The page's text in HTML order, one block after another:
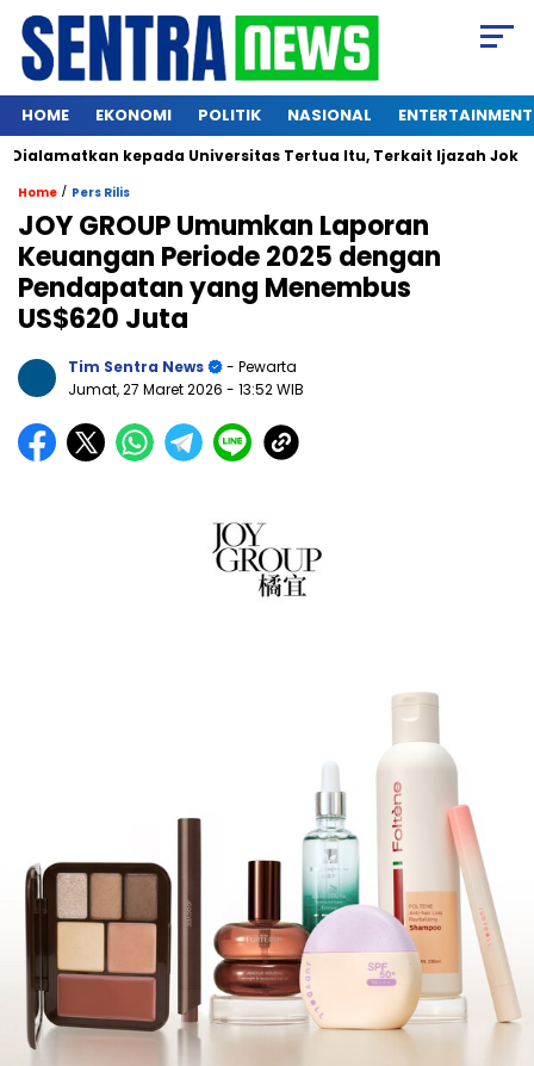
HOME EKONOMI POLITIK NASIONAL ENTERTAINMENT
kepada Universitas Tertua Itu, Terkait Ijazah Jokowi
Home / Pers Rilis
JOY GROUP Umumkan Laporan
Keuangan Periode 2025 dengan
Pendapatan yang Menembus
US$620 Juta
Tim Sentra News
- Pewarta
Jumat, 27 Maret 2026 - 13:52 WIB